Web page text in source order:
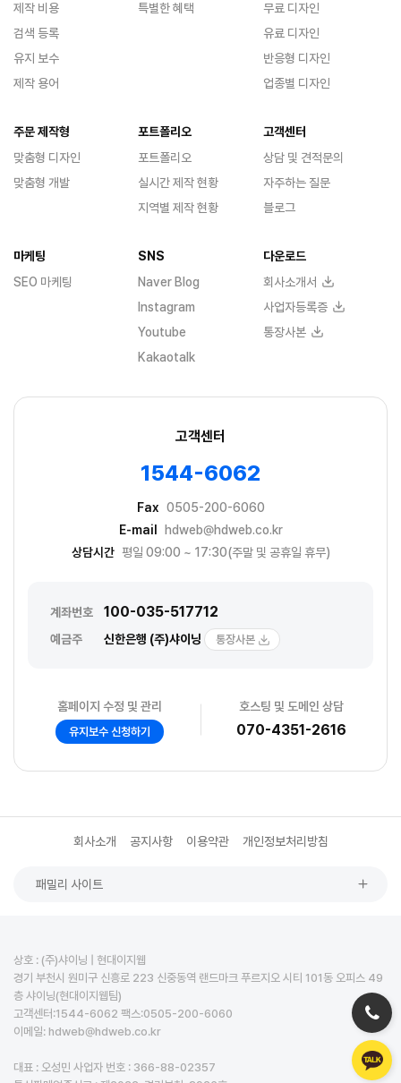
고객센터
1544-6062
Fax 0505-200-6060
E-mail
hdweb@hdweb.co.kr
상담시간 평일 09:00 ~ 17:30(주말 및 공휴일 휴무)
계좌번호 100-035-517712
예금주 신한은행 (주)샤이닝 통장사본
홈페이지 수정 및 관리
유지보수 신청하기
호스팅 및 도메인 상담
070-4351-2616
제작 비용
검색 등록
유지 보수
제작 용어
특별한 혜택
무료 디자인
유료 디자인
반응형 디자인
업종별 디자인
주문 제작형
맞춤형 디자인
맞춤형 개발
포트폴리오
포트폴리오
실시간 제작 현황
지역별 제작 현황
고객센터
상담 및 견적문의
자주하는 질문
블로그
마케팅
SEO 마케팅
SNS
Naver Blog
Instagram
Youtube
Kakaotalk
다운로드
회사소개서
사업자등록증
통장사본
회사소개 공지사항 이용약관 개인정보처리방침
패밀리 사이트
상호 : (주)샤이닝 | 현대이지웹
경기 부천시 원미구 신흥로 223 신중동역 랜드마크 푸르지오 시티 101동 오피스 49
층 샤이닝(현대이지웹팀)
고객센터:1544-6062 팩스:0505-200-6060
이메일: hdweb@hdweb.co.kr
대표 : 오성민 사업자 번호 : 366-88-02357